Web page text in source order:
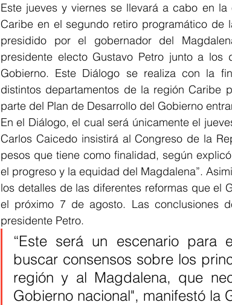
Este jueves y viernes se llevará a cabo en
Caribe en el segundo retiro programático
presidido por el gobernador del
presidente electo Gustavo Petro junto a los
Gobierno. Este Diálogo se realiza con la
distintos departamentos de la región Caribe
parte del Plan de Desarrollo del Gobierno
En el Diálogo, el cual será únicamente el
Carlos Caicedo insistirá al Congreso de la
pesos que tiene como finalidad, según
el progreso y la equidad del Magdalena”.
los detalles de las diferentes reformas que el
el próximo 7 de agosto. Las conclusiones
presidente Petro.
“Este será un escenario
buscar consensos sobre los
región y al Magdalena, que
Gobierno nacional", manifestó la